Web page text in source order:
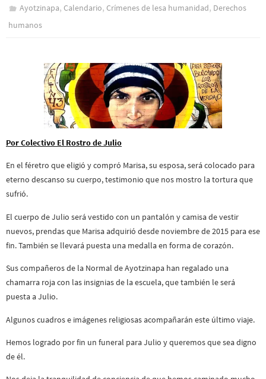
Ayotzinapa,Calendario,Crímenes de lesa humanidad, Derechos
humanos
Por Colectivo El Rostro de Julio
En el féretro que eligió y compró Marisa, su esposa, será colocado para
eterno descanso su cuerpo, testimonio que nos mostro la tortura que
sufrió.
El cuerpo de Julio será vestido con un pantalón y camisa de vestir
nuevos, prendas que Marisa adquirió desde noviembre de 2015 para ese
fin. También se llevará puesta una medalla en forma de corazón.
Sus compañeros de la Normal de Ayotzinapa han regalado una
chamarra roja con las insignias de la escuela, que también le será
puesta a Julio.
Algunos cuadros e imágenes religiosas acompañarán este último viaje.
Hemos logrado por fin un funeral para Julio y queremos que sea digno
de él.